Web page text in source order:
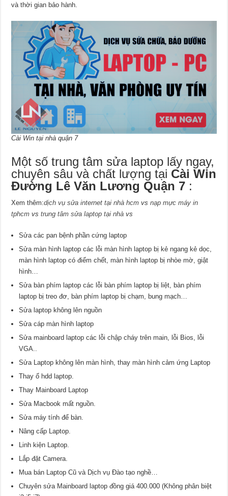
và thời gian bảo hành.
Cài Win tại nhà quận 7
Một số trung tâm sửa laptop lấy ngay,
chuyên sâu và chất lượng tại Cài Win
Đường Lê Văn Lương Quận 7 :
Xem thêm:dịch vụ sửa internet tại nhà hcm vsnạp mực máy in
tphcm vstrung tâm sửa laptop tại nhà vs
Sửa các pan bệnh phần cứng laptop
Sửa màn hình laptop các lỗi màn hình laptop bị kẻ ngang kẻ dọc,
màn hình laptop có điểm chết, màn hình laptop bị nhòe mờ, giật
hình…
Sửa bàn phím laptop các lỗi bàn phím laptop bị liệt, bàn phím
laptop bị treo đơ, bàn phím laptop bị chạm, bung mạch…
Sửa laptop không lên nguồn
Sửa cáp màn hình laptop
Sửa mainboard laptop các lỗi chập cháy trên main, lỗi Bios, lỗi
VGA..
Sửa Laptop không lên màn hình, thay màn hình cảm ứng Laptop
Thay ổ hdd laptop.
Thay Mainboard Laptop
Sửa Macbook mất nguồn.
Sửa máy tính để bàn.
Nâng cấp Laptop.
Linh kiện Laptop.
Lắp đặt Camera.
Mua bán Laptop Cũ và Dịch vụ Đào tạo nghề…
Chuyên sửa Mainboard laptop đồng giá 400.000 (Không phân biệt